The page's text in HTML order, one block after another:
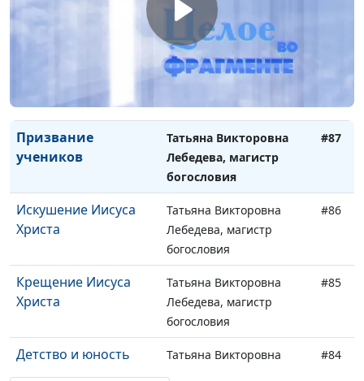
Лебедева, магистр
богословия
Татьяна Викторовна
богословия
Призвание
учеников
Татьяна Викторовна
Лебедева, магистр
богословия
#87
Искушение Иисуса
Христа
Татьяна Викторовна
Лебедева, магистр
богословия
#86
Крещение Иисуса
Христа
Татьяна Викторовна
Лебедева, магистр
богословия
#85
Детство и юность
Иисуса Христа
Татьяна Викторовна
Лебедева, магистр
#84